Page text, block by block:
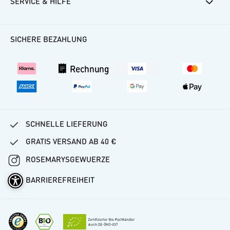
SERVICE & HILFE
Versand
Vertrag widerrufen
SICHERE BEZAHLUNG
Rechnung
SCHNELLE LIEFERUNG
GRATIS VERSAND AB 40 €
ROSEMARYSGEWUERZE
BARRIEREFREIHEIT